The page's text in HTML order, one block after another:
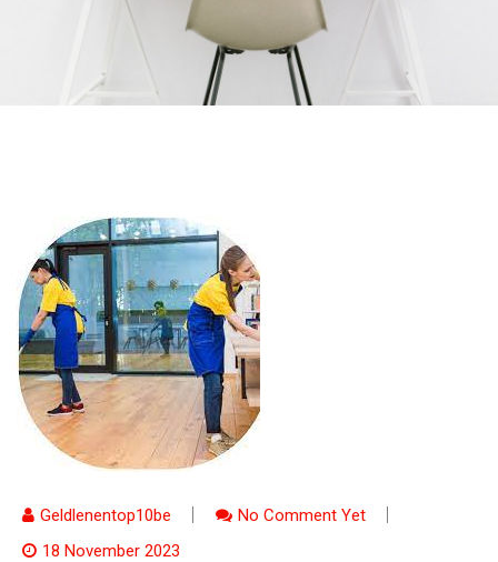
Geldlenentop10be
No Comment Yet
18 November 2023